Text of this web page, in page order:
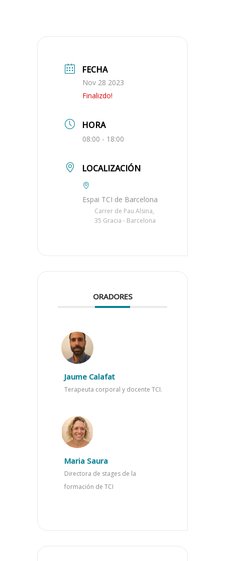
FECHA
Nov 28 2023
Finalizdo!
HORA
08:00 - 18:00
LOCALIZACIÓN
Espai TCI de Barcelona
Carrer de Pau Alsina,
35 Gracia - Barcelona
ORADORES
Jaume Calafat
Terapeuta corporal y docente TCI.
Maria Saura
Directora de stages de la
formación de TCI